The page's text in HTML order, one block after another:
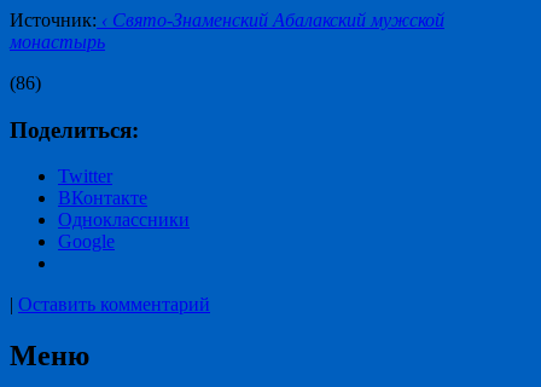
Источник: ‹ Свято-Знаменский Абалакский мужской
монастырь
(86)
Поделиться:
Twitter
ВКонтакте
Одноклассники
Google
| Оставить комментарий
Меню